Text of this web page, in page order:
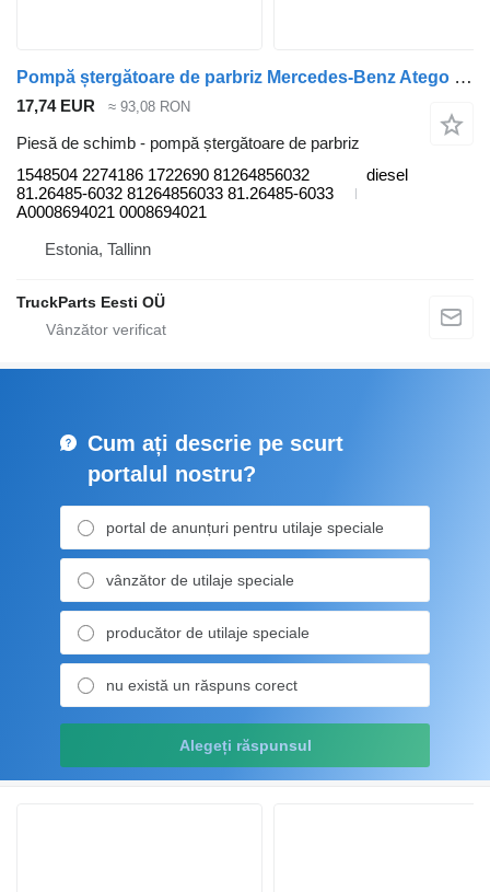
Pompă ștergătoare de parbriz Mercedes-Benz Atego 1217 (01.98-12.04) 1548504 pentru cap tractor Mercedes-Benz Atego, Atego 2, Atego 3 (1996-)
17,74 EUR ≈ 93,08 RON
Piesă de schimb - pompă ștergătoare de parbriz
1548504 2274186 1722690 81264856032
81.26485-6032 81264856033 81.26485-6033
A0008694021 0008694021
diesel
Estonia, Tallinn
TruckParts Eesti OÜ
Cum ați descrie pe scurt
portalul nostru?
portal de anunțuri pentru utilaje speciale
vânzător de utilaje speciale
producător de utilaje speciale
nu există un răspuns corect
Alegeți răspunsul